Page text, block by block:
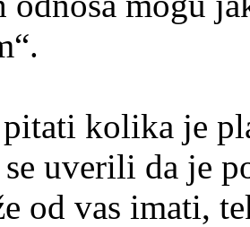
kolika je
uverili da je
od vas imati,